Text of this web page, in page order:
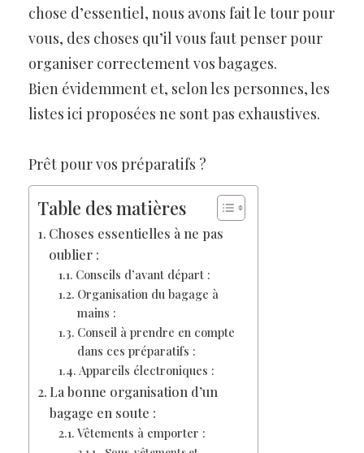
chose d’essentiel, nous avons fait le tour pour
vous, des choses qu’il vous faut penser pour
organiser correctement vos bagages.
Bien évidemment et, selon les personnes, les
listes ici proposées ne sont pas exhaustives.
Prêt pour vos préparatifs ?
Table des matières
Choses essentielles à ne pas
oublier :
Conseils d’avant départ :
Organisation du bagage à
mains :
Conseil à prendre en compte
dans ces préparatifs :
Appareils électroniques :
La bonne organisation d’un
bagage en soute :
Vêtements à emporter :